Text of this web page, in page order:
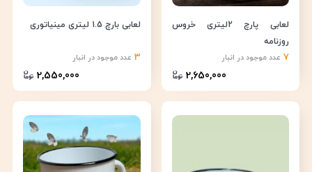
7 عدد موجود در انبار
لعابی پارچ 2لیتری خروس
روزنامه
2,650,000
3 عدد موجود در انبار
لعابی بارچ 1.5 لیتری مینیاتوری
2,550,000